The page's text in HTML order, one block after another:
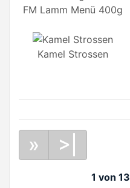
FM Lamm Menü 400g
Kamel Strossen
» >|
1 von 13